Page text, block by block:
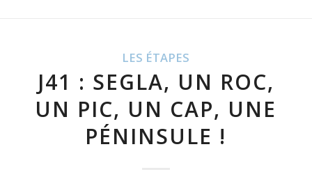
LES ÉTAPES
J41 : SEGLA, UN ROC,
UN PIC, UN CAP, UNE
PÉNINSULE !